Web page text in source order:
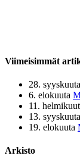
Viimeisimmät
28. syyskuuta
6. elokuuta
11.
13. syyskuuta
19. elokuuta
Arkisto